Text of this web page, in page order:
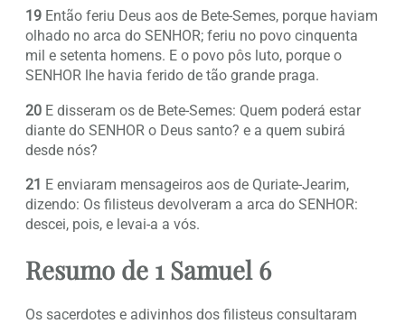
19 Então feriu Deus aos de Bete-Semes, porque haviam
olhado no arca do SENHOR; feriu no povo cinquenta
mil e setenta homens. E o povo pôs luto, porque o
SENHOR lhe havia ferido de tão grande praga.
20 E disseram os de Bete-Semes: Quem poderá estar
diante do SENHOR o Deus santo? e a quem subirá
desde nós?
21 E enviaram mensageiros aos de Quriate-Jearim,
dizendo: Os filisteus devolveram a arca do SENHOR:
descei, pois, e levai-a a vós.
Resumo de 1 Samuel 6
Os sacerdotes e adivinhos dos filisteus consultaram